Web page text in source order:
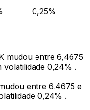
0,25%
mudou entre 6,4675
volatilidade 0,24% .
entre 6,4675 e
0,24% .